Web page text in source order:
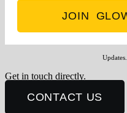
Get in touch directly.
CONTACT US